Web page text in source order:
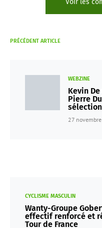
Voir les
PRÉCÉDENT ARTICLE
WEBZINE
Kevin
Pierre
27
CYCLISME MASCULIN
Wanty-Groupe
effectif renforcé et
Tour de France